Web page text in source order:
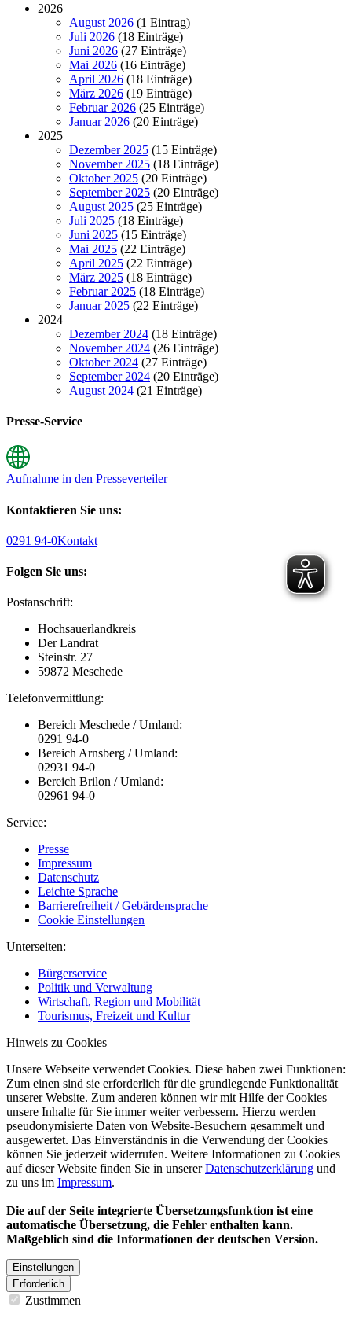
2026
August 2026 (1 Eintrag)
Juli 2026 (18 Einträge)
Juni 2026 (27 Einträge)
Mai 2026 (16 Einträge)
April 2026 (18 Einträge)
März 2026 (19 Einträge)
Februar 2026 (25 Einträge)
Januar 2026 (20 Einträge)
2025
Dezember 2025 (15 Einträge)
November 2025 (18 Einträge)
Oktober 2025 (20 Einträge)
September 2025 (20 Einträge)
August 2025 (25 Einträge)
Juli 2025 (18 Einträge)
Juni 2025 (15 Einträge)
Mai 2025 (22 Einträge)
April 2025 (22 Einträge)
März 2025 (18 Einträge)
Februar 2025 (18 Einträge)
Januar 2025 (22 Einträge)
2024
Dezember 2024 (18 Einträge)
November 2024 (26 Einträge)
Oktober 2024 (27 Einträge)
September 2024 (20 Einträge)
August 2024 (21 Einträge)
Presse-Service
Aufnahme in den Presseverteiler
Kontaktieren Sie uns:
0291 94-0Kontakt
Folgen Sie uns:
Postanschrift:
Hochsauerlandkreis
Der Landrat
Steinstr. 27
59872 Meschede
Telefonvermittlung:
Bereich Meschede / Umland:
0291 94-0
Bereich Arnsberg / Umland:
02931 94-0
Bereich Brilon / Umland:
02961 94-0
Service:
Presse
Impressum
Datenschutz
Leichte Sprache
Barrierefreiheit / Gebärdensprache
Cookie Einstellungen
Unterseiten:
Bürgerservice
Politik und Verwaltung
Wirtschaft, Region und Mobilität
Tourismus, Freizeit und Kultur
Hinweis zu Cookies
Unsere Webseite verwendet Cookies. Diese haben zwei Funktionen:
Zum einen sind sie erforderlich für die grundlegende Funktionalität
unserer Website. Zum anderen können wir mit Hilfe der Cookies
unsere Inhalte für Sie immer weiter verbessern. Hierzu werden
pseudonymisierte Daten von Website-Besuchern gesammelt und
ausgewertet. Das Einverständnis in die Verwendung der Cookies
können Sie jederzeit widerrufen. Weitere Informationen zu Cookies
auf dieser Website finden Sie in unsererDatenschutzerklärung und
zu uns im Impressum.
Die auf der Seite integrierte Übersetzungsfunktion ist eine
automatische Übersetzung, die Fehler enthalten kann.
Maßgeblich sind die Informationen der deutschen Version.
Einstellungen
Erforderlich
Zustimmen